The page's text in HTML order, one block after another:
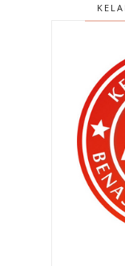
►
►
►
►